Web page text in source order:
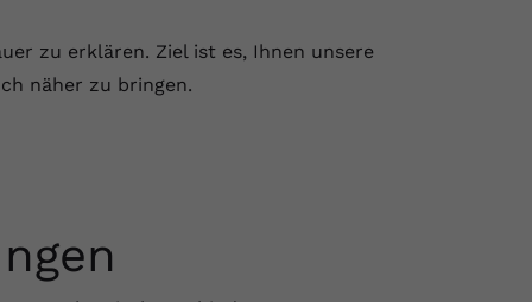
zu erklären. Ziel ist es, Ihnen unsere
näher zu bringen.